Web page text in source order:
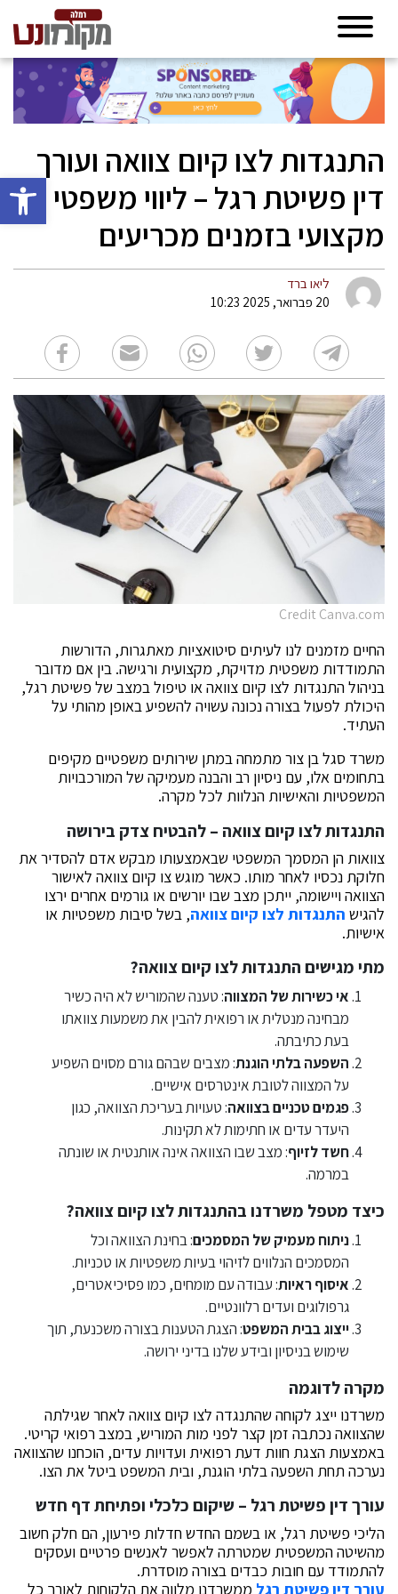
פתח
התנגדות לצו קיום צוואה ועורך
דין פשיטת רגל – ליווי משפטי
מקצועי בזמנים מכריעים
ליאו ברד
20 פברואר, 2025 10:23
Credit Canva.com
החיים מזמנים לנו לעיתים סיטואציות מאתגרות, הדורשות
התמודדות משפטית מדויקת, מקצועית ורגישה. בין אם מדובר
בניהול התנגדות לצו קיום צוואה או טיפול במצב של פשיטת רגל,
היכולת לפעול בצורה נכונה עשויה להשפיע באופן מהותי על
העתיד.
משרד סגל בן צור מתמחה במתן שירותים משפטיים מקיפים
בתחומים אלו, עם ניסיון רב והבנה מעמיקה של המורכבויות
המשפטיות והאישיות הנלוות לכל מקרה.
התנגדות לצו קיום צוואה – להבטיח צדק בירושה
צוואות הן המסמך המשפטי שבאמצעותו מבקש אדם להסדיר את
חלוקת נכסיו לאחר מותו. כאשר מוגש צו קיום צוואה לאישור
הצוואה ויישומה, ייתכן מצב שבו יורשים או גורמים אחרים ירצו
להגיש התנגדות לצו קיום צוואה, בשל סיבות משפטיות או
אישיות.
מתי מגישים התנגדות לצו קיום צוואה?
אי כשירות של המצווה: טענה שהמוריש לא היה כשיר
מבחינה מנטלית או רפואית להבין את משמעות צוואתו
בעת כתיבתה.
השפעה בלתי הוגנת: מצבים שבהם גורם מסוים השפיע
על המצווה לטובת אינטרסים אישיים.
פגמים טכניים בצוואה: טעויות בעריכת הצוואה, כגון
היעדר עדים או חתימות לא תקינות.
חשד לזיוף: מצב שבו הצוואה אינה אותנטית או שונתה
במרמה.
כיצד מטפל משרדנו בהתנגדות לצו קיום צוואה?
ניתוח מעמיק של המסמכים: בחינת הצוואה וכל
המסמכים הנלווים לזיהוי בעיות משפטיות או טכניות.
איסוף ראיות: עבודה עם מומחים, כמו פסיכיאטרים,
גרפולוגים ועדים רלוונטיים.
ייצוג בבית המשפט: הצגת הטענות בצורה משכנעת, תוך
שימוש בניסיון ובידע שלנו בדיני ירושה.
מקרה לדוגמה
משרדנו ייצג לקוחה שהתנגדה לצו קיום צוואה לאחר שגילתה
שהצוואה נכתבה זמן קצר לפני מות המוריש, במצב רפואי קריטי.
באמצעות הצגת חוות דעת רפואית ועדויות עדים, הוכחנו שהצוואה
נערכה תחת השפעה בלתי הוגנת, ובית המשפט ביטל את הצו.
עורך דין פשיטת רגל – שיקום כלכלי ופתיחת דף חדש
הליכי פשיטת רגל, או בשמם החדש חדלות פירעון, הם חלק חשוב
מהשיטה המשפטית שמטרתה לאפשר לאנשים פרטיים ועסקים
להתמודד עם חובות כבדים בצורה מוסדרת.
עורך דין פשיטת רגל ממשרדנו מלווה את הלקוחות לאורך כל